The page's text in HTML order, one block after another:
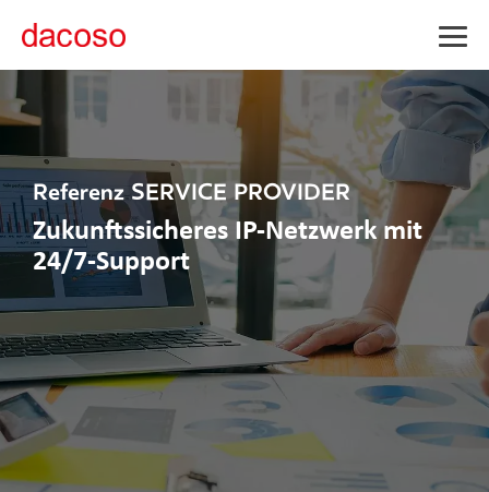
Referenz SERVICE PROVIDER
Zukunftssicheres IP-Netzwerk mit
24/7-Support